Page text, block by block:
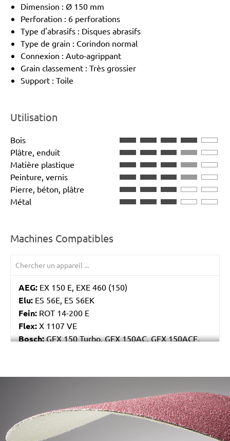
Dimension : Ø 150 mm
Perforation : 6 perforations
Type d'abrasifs : Disques abrasifs
Type de grain : Corindon normal
Connexion : Auto-agrippant
Grain classement : Très grossier
Support : Toile
Utilisation
Bois
Plâtre, enduit
Matière plastique
Peinture, vernis
Pierre, béton, plâtre
Métal
Machines Compatibles
AEG: EX 150 E, EXE 460 (150)
Elu: ES 56E, ES 56EK
Fein: ROT 14-200 E
Flex: X 1107 VE
Bosch:GEX 150 Turbo, GEX 150AC, GEX 150ACE,
Kress:900 HEX/2, 900 MPS
Metabo:SXE 425 XL, SXE 450 Duo, SXE 450
TurboTec